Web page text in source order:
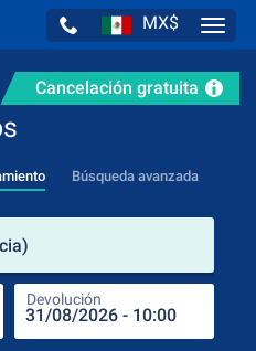
MX$
Cancelación gratuita
Búsqueda avanzada
Devolución